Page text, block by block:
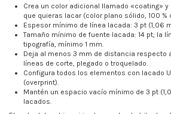
Crea un color adicional llamado «coating»
que quieras lacar (color plano sólido, 100 %
Espesor mínimo de línea lacada: 3 pt (1,06
Tamaño mínimo de fuente lacada: 14 pt; la
tipografía, mínimo 1 mm.
Deja al menos 3 mm de distancia respecto
líneas de corte, plegado o troquelado.
Configura todos los elementos con lacado
(overprint).
Mantén un espacio vacío mínimo de 3 pt
lacados.